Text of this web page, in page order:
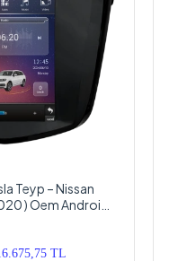
Teyp – Nissan
) Oem Android
Qashqai Tesla
TL